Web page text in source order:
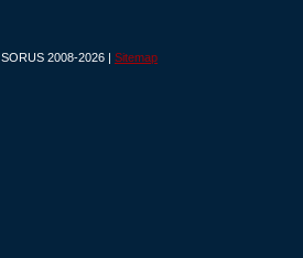
SORUS 2008-2026 | Sitemap